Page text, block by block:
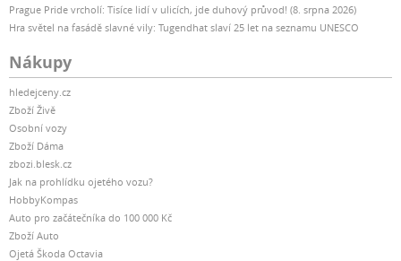
Prague Pride vrcholí: Tisíce lidí v ulicích, jde duhový průvod! (8. srpna 2026)
Hra světel na fasádě slavné vily: Tugendhat slaví 25 let na seznamu UNESCO
Nákupy
hledejceny.cz
Zboží Živě
Osobní vozy
Zboží Dáma
zbozi.blesk.cz
Jak na prohlídku ojetého vozu?
HobbyKompas
Auto pro začátečníka do 100 000 Kč
Zboží Auto
Ojetá Škoda Octavia